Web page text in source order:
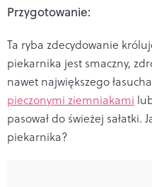
Przygotowanie:
Ta ryba zdecydowanie
piekarnika jest smaczny,
nawet największego
pieczonymi ziemniakami
pasował do świeżej sałatki.
piekarnika?